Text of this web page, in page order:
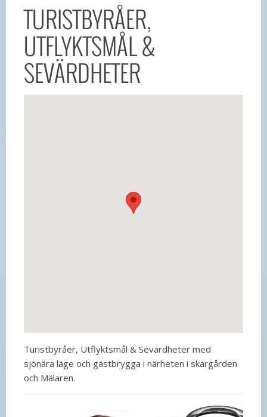
TURISTBYRÅER,
UTFLYKTSMÅL &
SEVÄRDHETER
Turistbyråer, Utflyktsmål & Sevärdheter med
sjönära läge och gästbrygga i närheten i skärgården
och Mälaren.